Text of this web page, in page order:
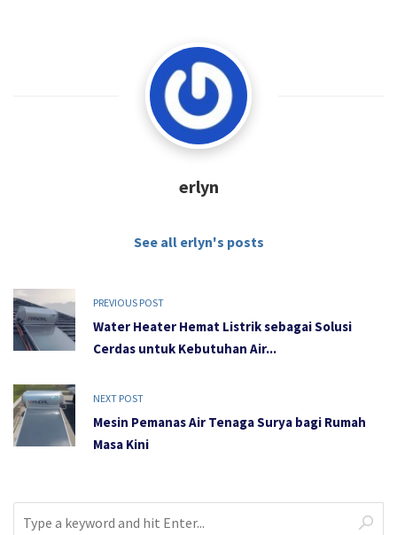
erlyn
See all erlyn's posts
PREVIOUS POST
Water Heater Hemat Listrik sebagai Solusi
Cerdas untuk Kebutuhan Air...
NEXT POST
Mesin Pemanas Air Tenaga Surya bagi Rumah
Masa Kini